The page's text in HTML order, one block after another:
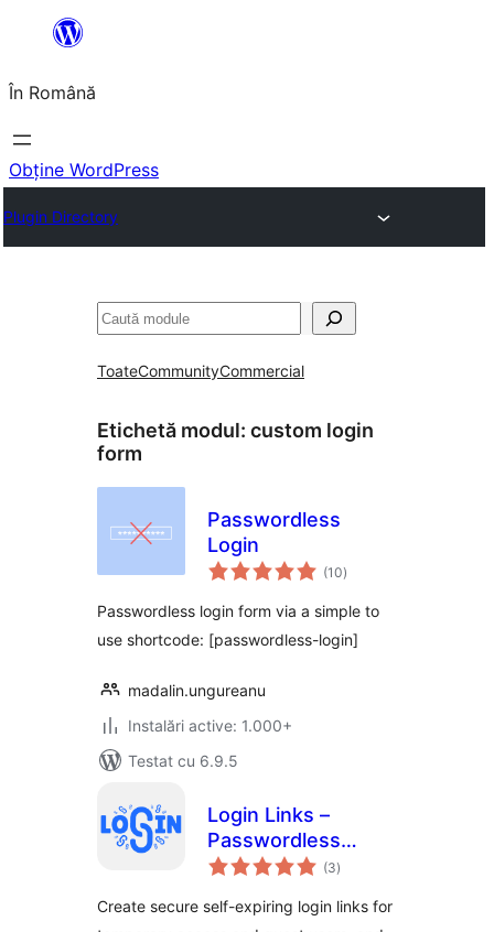
conținut
În Română
Obține WordPress
Plugin Directory
Caută
ToateCommunityCommercial
Etichetă modul: custom login
form
Passwordless
Login
(10total
aprecieri
)
Passwordless login form via a simple to
use shortcode: [passwordless-login]
madalin.ungureanu
Instalări active: 1.000+
Testat cu 6.9.5
Login Links –
Passwordless
Login, Temporary
Custom Login Form
(3total
aprecieri
)
Create secure self-expiring login links for